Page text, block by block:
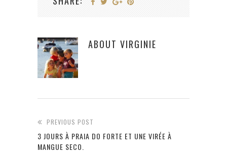
ABOUT VIRGINIE
PREVIOUS POST
3 JOURS À PRAIA DO FORTE ET UNE VIRÉE À
MANGUE SECO.